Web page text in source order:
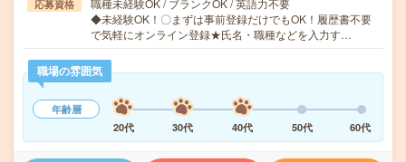
応募資格
職種未経験OK / ブランクOK / 英語力不要
◆未経験OK！〇まずは事前登録だけでもOK！履歴書不要
で気軽にオンライン登録★氏名・職種などを入力す…
職場の雰囲気
年齢層
20代
30代 40代 50代 60代